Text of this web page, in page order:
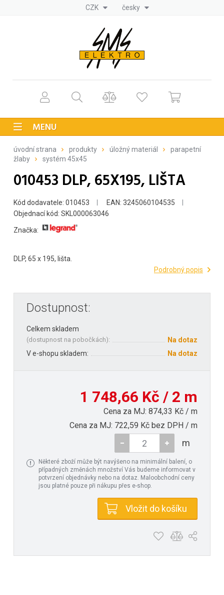
CZK česky
MENU
úvodní strana produkty úložný materiál
parapetní
žlaby
systém 45x45
010453 DLP, 65X195, LIŠTA
Kód dodavatele: 010453
EAN: 3245060104535
Objednací kód: SKL000063046
Značka:
DLP, 65 x 195, lišta.
Podrobný popis
Dostupnost:
Celkem skladem
(dostupnost na pobočkách):
Na dotaz
V e-shopu skladem:
Na dotaz
1 748,66 Kč / 2 m
Cena za MJ: 874,33 Kč / m
Cena za MJ: 722,59 Kč bez DPH / m
m
Některé zboží může být navýšeno na minimální balení, o
případných změnách množství Vás budeme informovat v
potvrzení objednávky nebo na dotaz. Maloobchodní ceny
jsou platné pouze při nákupu přes e-shop.
Vložit do košíku